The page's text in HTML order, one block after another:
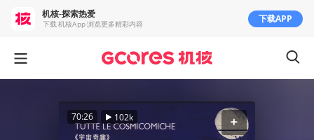
70:26 102k
机核-探索热爱
下载 机核App 浏览更多精彩内容 下载APP